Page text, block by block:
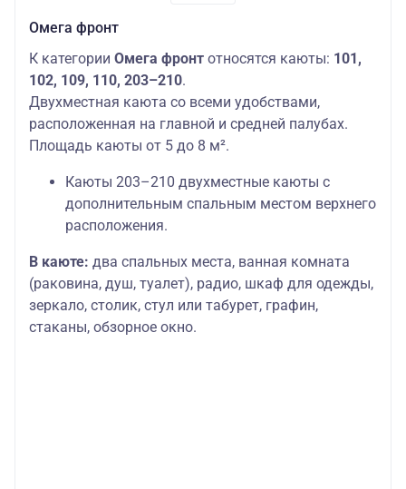
Омега фронт
К категории Омега фронт относятся каюты: 101,
102, 109, 110, 203–210.
Двухместная каюта со всеми удобствами,
расположенная на главной и средней палубах.
Площадь каюты от 5 до 8 м².
Каюты 203–210 двухместные каюты с
дополнительным спальным местом верхнего
расположения.
В каюте: два спальных места, ванная комната
(раковина, душ, туалет), радио, шкаф для одежды,
зеркало, столик, стул или табурет, графин,
стаканы, обзорное окно.